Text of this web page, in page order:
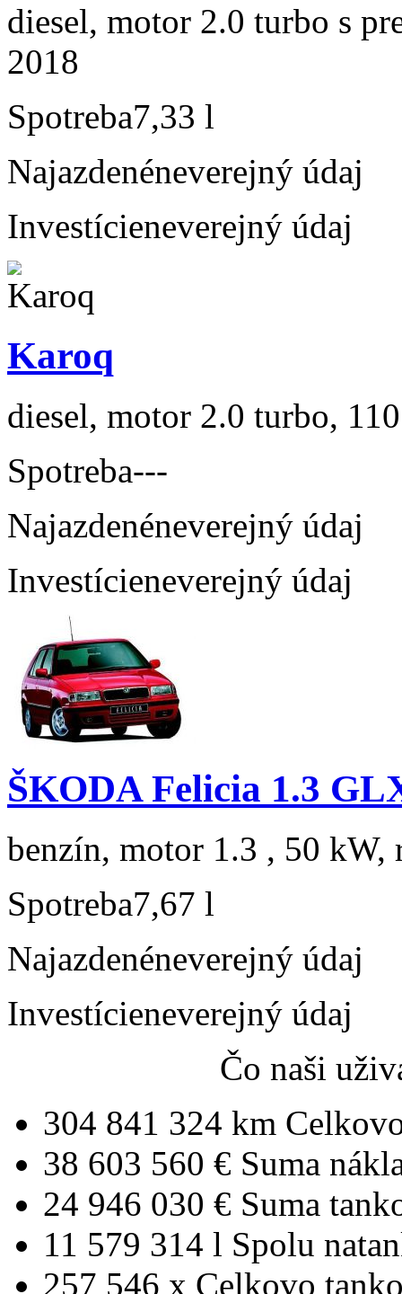
diesel, motor 2.0 turbo s
2018
Spotreba7,33 l
Najazdenéneverejný údaj
Investícieneverejný údaj
Karoq
diesel, motor 2.0 turbo,
Spotreba---
Najazdenéneverejný údaj
Investícieneverejný údaj
ŠKODA Felicia 1.3
benzín, motor 1.3 , 50 kW,
Spotreba7,67 l
Najazdenéneverejný údaj
Investícieneverejný údaj
Čo naši
304 841 324 km
38 603 560 € Suma
24 946 030 € Suma
11 579 314 l Spolu
257 546 x Celkovo